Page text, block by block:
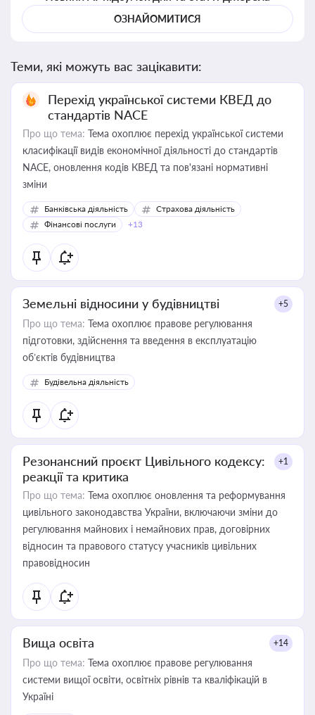
ОЗНАЙОМИТИСЯ
Теми, які можуть вас зацікавити:
Перехід української системи КВЕД до
стандартів NACE
Про що тема: Тема охоплює перехід української системи
класифікації видів економічної діяльності до стандартів
NACE, оновлення кодів КВЕД та пов'язані нормативні
зміни
Банківська діяльність
Страхова діяльність
Фінансові послуги
+13
Земельні відносини у будівництві +5
Про що тема: Тема охоплює правове регулювання
підготовки, здійснення та введення в експлуатацію
об’єктів будівництва
Будівельна діяльність
Резонансний проєкт Цивільного кодексу:
реакції та критика
+1
Про що тема: Тема охоплює оновлення та реформування
цивільного законодавства України, включаючи зміни до
регулювання майнових і немайнових прав, договірних
відносин та правового статусу учасників цивільних
правовідносин
Вища освіта +14
Про що тема: Тема охоплює правове регулювання
системи вищої освіти, освітніх рівнів та кваліфікацій в
Україні